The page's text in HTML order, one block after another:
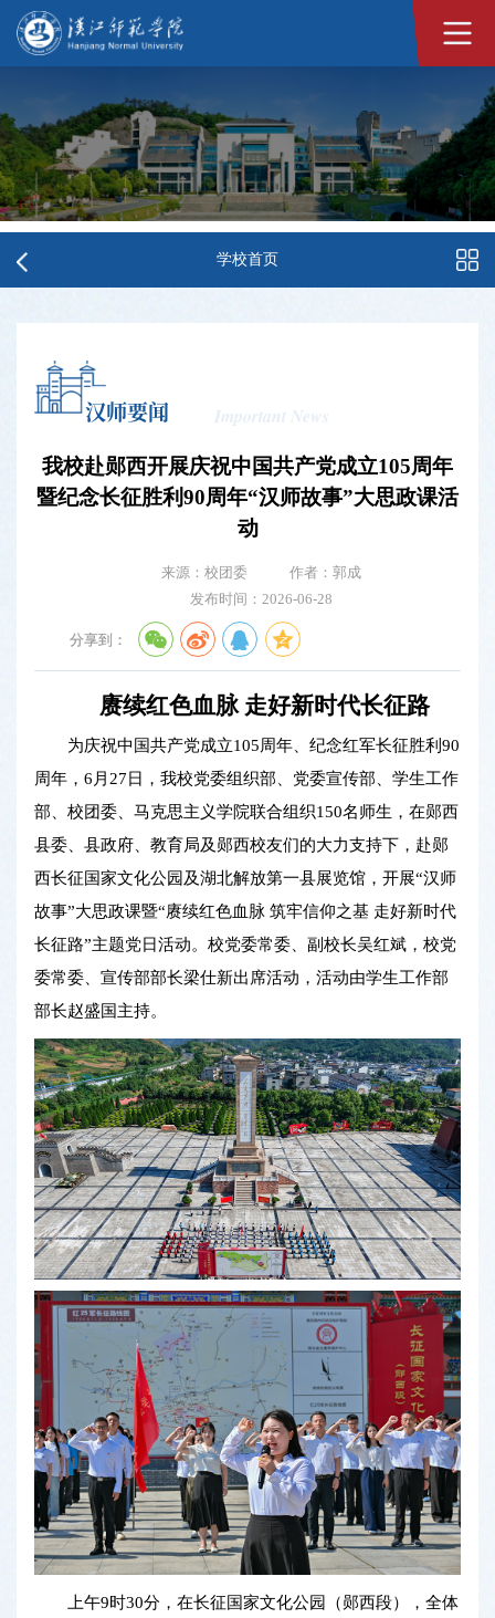
学校首页
汉师要闻 Important News
我校赴郧西开展庆祝中国共产党成立105周年
暨纪念长征胜利90周年“汉师故事”大思政课活
动
来源：校团委
作者：郭成
发布时间：2026-06-28
分享到：
赓续红色血脉 走好新时代长征路
为庆祝中国共产党成立105周年、纪念红军长征胜利90
周年，6月27日，我校党委组织部、党委宣传部、学生工作
部、校团委、马克思主义学院联合组织150名师生，在郧西
县委、县政府、教育局及郧西校友们的大力支持下，赴郧
西长征国家文化公园及湖北解放第一县展览馆，开展“汉师
故事”大思政课暨“赓续红色血脉 筑牢信仰之基 走好新时代
长征路”主题党日活动。校党委常委、副校长吴红斌，校党
委常委、宣传部部长梁仕新出席活动，活动由学生工作部
部长赵盛国主持。
上午9时30分，在长征国家文化公园（郧西段），全体